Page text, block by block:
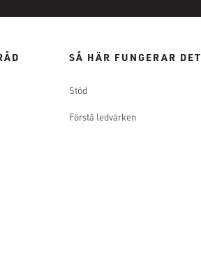
SÅ HÄR FUNGERAR DET
Stöd
Förstå ledvärken